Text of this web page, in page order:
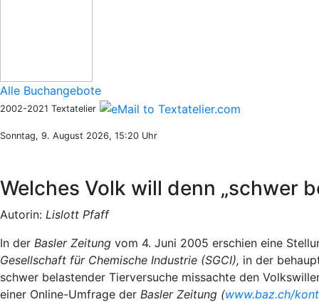
Alle Buchangebote
2002-2021 Textatelier
Sonntag, 9. August 2026, 15:20 Uhr
Welches Volk will denn „schwer
Autorin: Lislott Pfaff
In der Basler Zeitung vom 4. Juni 2005 erschien eine
Gesellschaft für Chemische Industrie (SGCI), in der
schwer belastender Tierversuche missachte den
einer Online-Umfrage der Basler Zeitung (www.baz.ch/